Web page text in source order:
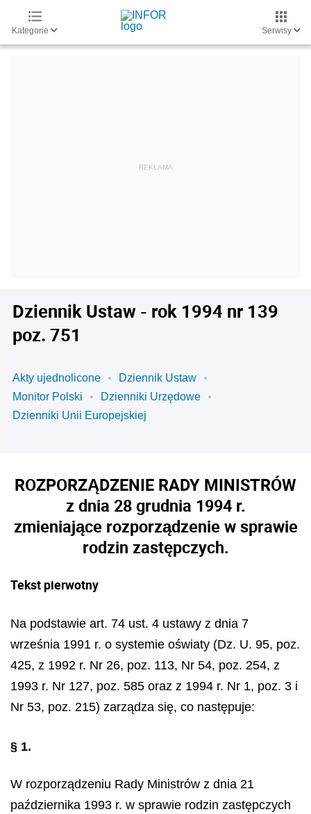
Kategorie Serwisy
Dziennik Ustaw - rok 1994 nr 139
poz. 751
Akty ujednolicone
Dziennik Ustaw
Monitor Polski
Dzienniki Urzędowe
Dzienniki Unii Europejskiej
ROZPORZĄDZENIE RADY MINISTRÓW
z dnia 28 grudnia 1994 r.
zmieniające rozporządzenie w sprawie
rodzin zastępczych.
Tekst pierwotny
Na podstawie art. 74 ust. 4 ustawy z dnia 7
września 1991 r. o systemie oświaty (Dz. U. 95, poz.
425, z 1992 r. Nr 26, poz. 113, Nr 54, poz. 254, z
1993 r. Nr 127, poz. 585 oraz z 1994 r. Nr 1, poz. 3 i
Nr 53, poz. 215) zarządza się, co następuje:
§ 1.
W rozporządzeniu Rady Ministrów z dnia 21
października 1993 r. w sprawie rodzin zastępczych